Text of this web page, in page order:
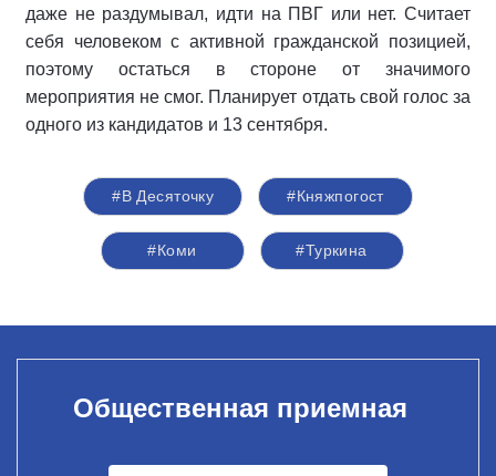
даже не раздумывал, идти на ПВГ или нет. Считает
себя человеком с активной гражданской позицией,
поэтому остаться в стороне от значимого
мероприятия не смог. Планирует отдать свой голос за
одного из кандидатов и 13 сентября.
#В Десяточку #Княжпогост
#Коми #Туркина
Общественная приемная